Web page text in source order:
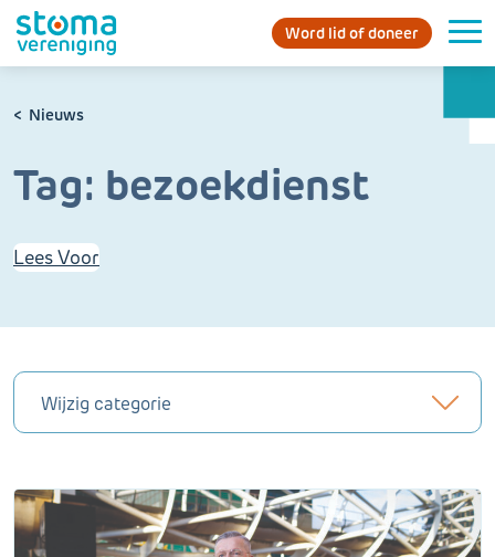
Word lid of doneer
Nieuws
Tag: bezoekdienst
Lees Voor